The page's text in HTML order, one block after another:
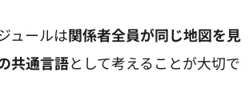
ュールは関係者全員が同じ地図を見
共通言語として考えることが大切で